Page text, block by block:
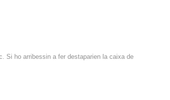
Si ho arribessin a fer destaparien la caixa de